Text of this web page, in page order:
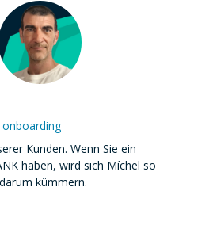
Kunden. Wenn Sie ein
haben, wird sich Míchel so
kümmern.